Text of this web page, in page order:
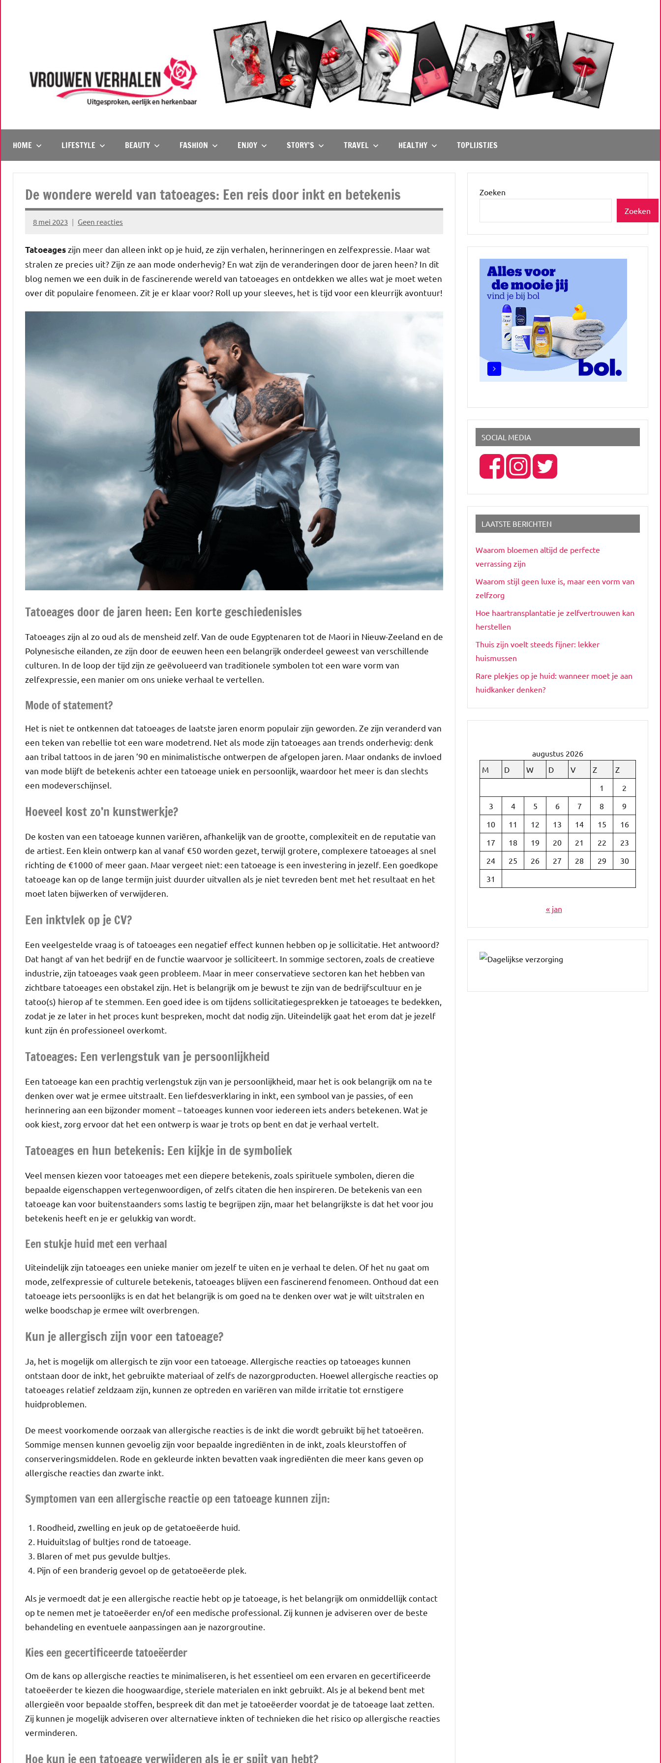
Vrouwenverhalen
eerlijk
en
HOME LIFESTYLE BEAUTY FASHION ENJOY STORY’S TRAVEL HEALTHY TOPLIJSTJES
De wondere wereld van tatoeages: Een reis door inkt en betekenis
8 mei 2023
Marion
Geen reacties
Tatoeageszijn meer dan alleen inkt op je huid, ze zijn verhalen, herinneringen en zelfexpressie. Maar wat
stralen ze precies uit? Zijn ze aan mode onderhevig? En wat zijn de veranderingen door de jaren heen? In dit
blog nemen we een duik in de fascinerende wereld van tatoeages en ontdekken we alles wat je moet weten
over dit populaire fenomeen. Zit je er klaar voor? Roll up your sleeves, het is tijd voor een kleurrijk avontuur!
Tatoeages door de jaren heen: Een korte geschiedenisles
Tatoeages zijn al zo oud als de mensheid zelf. Van de oude Egyptenaren tot de Maori in Nieuw-Zeeland en de
Polynesische eilanden, ze zijn door de eeuwen heen een belangrijk onderdeel geweest van verschillende
culturen. In de loop der tijd zijn ze geëvolueerd van traditionele symbolen tot een ware vorm van
zelfexpressie, een manier om ons unieke verhaal te vertellen.
Mode of statement?
Het is niet te ontkennen dat tatoeages de laatste jaren enorm populair zijn geworden. Ze zijn veranderd van
een teken van rebellie tot een ware modetrend. Net als mode zijn tatoeages aan trends onderhevig: denk
aan tribal tattoos in de jaren ’90 en minimalistische ontwerpen de afgelopen jaren. Maar ondanks de invloed
van mode blijft de betekenis achter een tatoeage uniek en persoonlijk, waardoor het meer is dan slechts
een modeverschijnsel.
Hoeveel kost zo’n kunstwerkje?
De kosten van een tatoeage kunnen variëren, afhankelijk van de grootte, complexiteit en de reputatie van
de artiest. Een klein ontwerp kan al vanaf €50 worden gezet, terwijl grotere, complexere tatoeages al snel
richting de €1000 of meer gaan. Maar vergeet niet: een tatoeage is een investering in jezelf. Een goedkope
tatoeage kan op de lange termijn juist duurder uitvallen als je niet tevreden bent met het resultaat en het
moet laten bijwerken of verwijderen.
Een inktvlek op je CV?
Een veelgestelde vraag is of tatoeages een negatief effect kunnen hebben op je sollicitatie. Het antwoord?
Dat hangt af van het bedrijf en de functie waarvoor je solliciteert. In sommige sectoren, zoals de creatieve
industrie, zijn tatoeages vaak geen probleem. Maar in meer conservatieve sectoren kan het hebben van
zichtbare tatoeages een obstakel zijn. Het is belangrijk om je bewust te zijn van de bedrijfscultuur en je
tatoo(s) hierop af te stemmen. Een goed idee is om tijdens sollicitatiegesprekken je tatoeages te bedekken,
zodat je ze later in het proces kunt bespreken, mocht dat nodig zijn. Uiteindelijk gaat het erom dat je jezelf
kunt zijn én professioneel overkomt.
Tatoeages: Een verlengstuk van je persoonlijkheid
Een tatoeage kan een prachtig verlengstuk zijn van je persoonlijkheid, maar het is ook belangrijk om na te
denken over wat je ermee uitstraalt. Een liefdesverklaring in inkt, een symbool van je passies, of een
herinnering aan een bijzonder moment – tatoeages kunnen voor iedereen iets anders betekenen. Wat je
ook kiest, zorg ervoor dat het een ontwerp is waar je trots op bent en dat je verhaal vertelt.
Tatoeages en hun betekenis: Een kijkje in de symboliek
Veel mensen kiezen voor tatoeages met een diepere betekenis, zoals spirituele symbolen, dieren die
bepaalde eigenschappen vertegenwoordigen, of zelfs citaten die hen inspireren. De betekenis van een
tatoeage kan voor buitenstaanders soms lastig te begrijpen zijn, maar het belangrijkste is dat het voor jou
betekenis heeft en je er gelukkig van wordt.
Een stukje huid met een verhaal
Uiteindelijk zijn tatoeages een unieke manier om jezelf te uiten en je verhaal te delen. Of het nu gaat om
mode, zelfexpressie of culturele betekenis, tatoeages blijven een fascinerend fenomeen. Onthoud dat een
tatoeage iets persoonlijks is en dat het belangrijk is om goed na te denken over wat je wilt uitstralen en
welke boodschap je ermee wilt overbrengen.
Kun je allergisch zijn voor een tatoeage?
Ja, het is mogelijk om allergisch te zijn voor een tatoeage. Allergische reacties op tatoeages kunnen
ontstaan door de inkt, het gebruikte materiaal of zelfs de nazorgproducten. Hoewel allergische reacties op
tatoeages relatief zeldzaam zijn, kunnen ze optreden en variëren van milde irritatie tot ernstigere
huidproblemen.
De meest voorkomende oorzaak van allergische reacties is de inkt die wordt gebruikt bij het tatoeëren.
Sommige mensen kunnen gevoelig zijn voor bepaalde ingrediënten in de inkt, zoals kleurstoffen of
conserveringsmiddelen. Rode en gekleurde inkten bevatten vaak ingrediënten die meer kans geven op
allergische reacties dan zwarte inkt.
Symptomen van een allergische reactie op een tatoeage kunnen zijn:
Roodheid, zwelling en jeuk op de getatoeëerde huid.
Huiduitslag of bultjes rond de tatoeage.
Blaren of met pus gevulde bultjes.
Pijn of een branderig gevoel op de getatoeëerde plek.
Als je vermoedt dat je een allergische reactie hebt op je tatoeage, is het belangrijk om onmiddellijk contact
op te nemen met je tatoeëerder en/of een medische professional. Zij kunnen je adviseren over de beste
behandeling en eventuele aanpassingen aan je nazorgroutine.
Kies een gecertificeerde tatoeëerder
Om de kans op allergische reacties te minimaliseren, is het essentieel om een ervaren en gecertificeerde
tatoeëerder te kiezen die hoogwaardige, steriele materialen en inkt gebruikt. Als je al bekend bent met
allergieën voor bepaalde stoffen, bespreek dit dan met je tatoeëerder voordat je de tatoeage laat zetten.
Zij kunnen je mogelijk adviseren over alternatieve inkten of technieken die het risico op allergische reacties
verminderen.
Hoe kun je een tatoeage verwijderen als je er spijt van hebt?
Zoeken
Zoeken
SOCIAL MEDIA
LAATSTE BERICHTEN
Waarom bloemen altijd de perfecte
verrassing zijn
Waarom stijl geen luxe is, maar een vorm van
zelfzorg
Hoe haartransplantatie je zelfvertrouwen kan
herstellen
Thuis zijn voelt steeds fijner: lekker
huismussen
Rare plekjes op je huid: wanneer moet je aan
huidkanker denken?
augustus 2026
M
D W D V Z
Z
1
2
3
4 5 6 7 8
9
10
11 12 13 14 15
16
17
18 19 20 21 22
23
24
25 26 27 28 29
30
31
« jan